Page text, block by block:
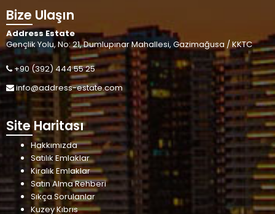
Bize Ulaşın
Address Estate
Gençlik Yolu, No: 21, Dumlupınar Mahallesi, Gazimağusa / KKTC
+90 (392) 444 55 25
info@address-estate.com
Site Haritası
Hakkımızda
Satılık Emlaklar
Kiralık Emlaklar
Satın Alma Rehberi
Sıkça Sorulanlar
Kuzey Kıbrıs